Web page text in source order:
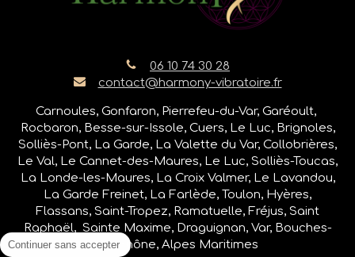
06 10 74 30 28
contact@harmony-vibratoire.fr
Carnoules, Gonfaron, Pierrefeu-du-Var, Garéoult,
Rocbaron, Besse-sur-Issole, Cuers, Le Luc, Brignoles,
Solliès-Pont, La Garde, La Valette du Var, Collobrières,
Le Val, Le Cannet-des-Maures, Le Luc, Solliès-Toucas,
La Londe-les-Maures, La Croix Valmer, Le Lavandou,
La Garde Freinet, La Farlède, Toulon, Hyères,
Flassans, Saint-Tropez, Ramatuelle, Fréjus, Saint
Raphaël, Sainte Maxime, Draguignan, Var, Bouches-
Du-Rhône, Alpes Maritimes
Continuer sans accepter